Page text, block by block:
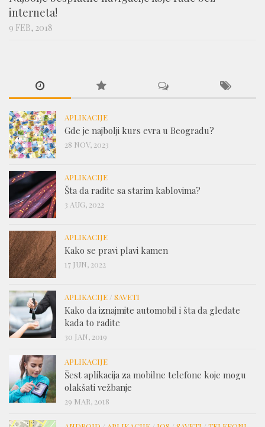
interneta!
9 FEB, 2018
APLIKACIJE
Gde je najbolji kurs evra u Beogradu?
28 NOV, 2023
APLIKACIJE
Šta da radite sa starim kablovima?
3 AUG, 2022
APLIKACIJE
Kako se pravi plavi kamen
17 JUN, 2022
APLIKACIJE / SAVETI
Kako da iznajmite automobil i šta da gledate
kada to radite
30 JAN, 2019
APLIKACIJE
Šest aplikacija za mobilne telefone koje mogu
olakšati vežbanje
29 MAR, 2018